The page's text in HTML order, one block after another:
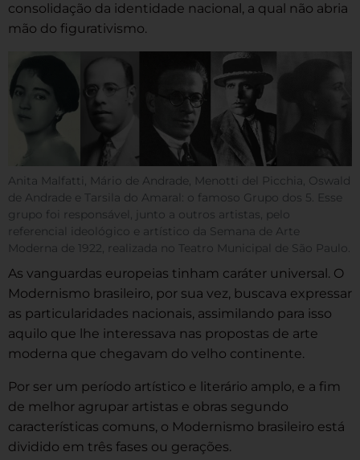
consolidação da identidade nacional, a qual não abria
mão do figurativismo.
Anita Malfatti, Mário de Andrade, Menotti del Picchia, Oswald
de Andrade e Tarsila do Amaral: o famoso Grupo dos 5. Esse
grupo foi responsável, junto a outros artistas, pelo
referencial ideológico e artístico da Semana de Arte
Moderna de 1922, realizada no Teatro Municipal de São Paulo.
As vanguardas europeias tinham caráter universal. O
Modernismo brasileiro, por sua vez, buscava expressar
as particularidades nacionais, assimilando para isso
aquilo que lhe interessava nas propostas de arte
moderna que chegavam do velho continente.
Por ser um período artístico e literário amplo, e a fim
de melhor agrupar artistas e obras segundo
características comuns, o Modernismo brasileiro está
dividido em três fases ou gerações.